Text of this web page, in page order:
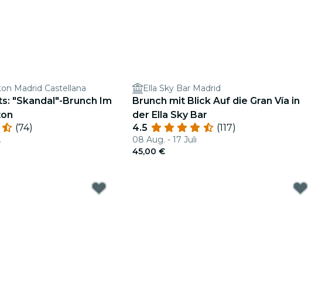
Madrid Castellana
"Skandal"-Brunch Im
(74)
Ella Sky Bar Madrid
Brunch mit Blick Auf die Gran Vía in
der Ella Sky Bar
4.5
(117)
08 Aug. - 17 Juli
45,00 €